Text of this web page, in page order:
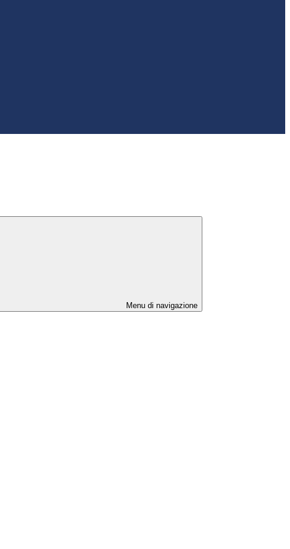
Menu di navigazione